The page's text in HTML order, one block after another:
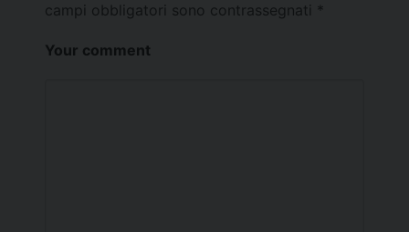
campi obbligatori sono contrassegnati *
Your comment